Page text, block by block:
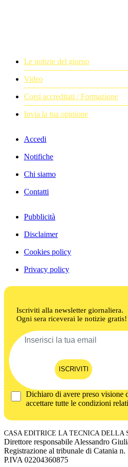
Le notizie del giorno
Video
Corsi accreditati / Formazione
Invia la tua opinione
Accedi
Notifiche
Chi siamo
Contatti
Pubblicità
Disclaimer
Cookies policy
Privacy policy
Iscriviti alla newsletter giornaliera.
Ogni sera riceverai le notizie gratis!
ISCRIVITI
Dichiaro di avere preso visione
accettare tutte le condizioni
CASA EDITRICE LA TECNICA DELLA
Direttore responsabile Alessandro
Registrazione al tribunale di Catania
P.IVA 02204360875